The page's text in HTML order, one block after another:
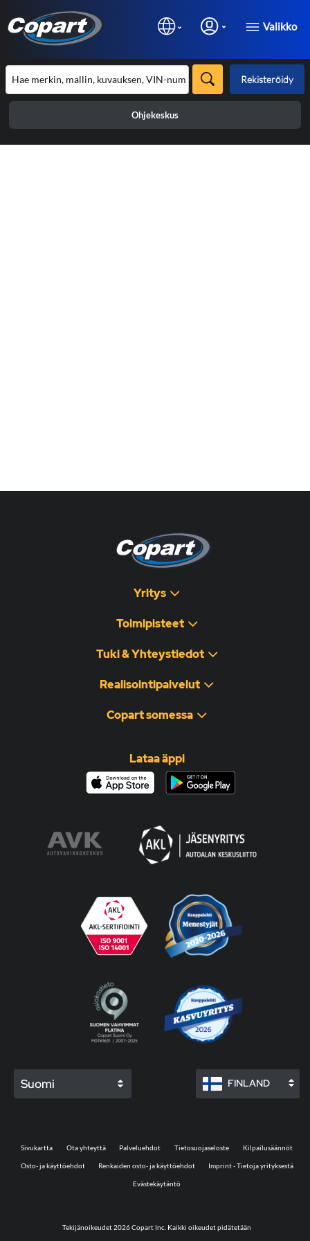
Valikko
Rekisteröidy
Ohjekeskus
Yritys
Toimipisteet
Tuki & Yhteystiedot
Realisointipalvelut
Copart somessa
Lataa äppi
Suomi FINLAND
Tekijänoikeudet 2026 Copart Inc. Kaikki oikeudet pidätetään
Sivukartta Ota yhteyttä Palveluehdot Tietosuojaseloste Kilpailusäännöt
Osto- ja käyttöehdot Renkaiden osto- ja käyttöehdot Imprint - Tietoja yrityksestä
Evästekäytäntö